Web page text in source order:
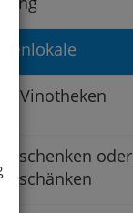
Vinotheken
oder